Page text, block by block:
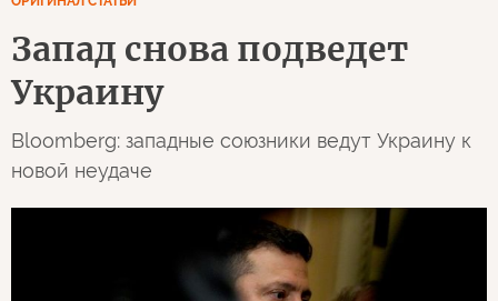
Запад снова подведет
Украину
Bloomberg: западные союзники ведут Украину к
новой неудаче